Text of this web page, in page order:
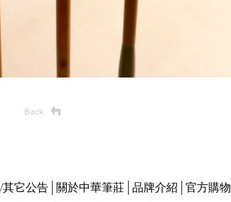
/其它公告│ 關於中華筆莊│ 品牌介紹 官方購物